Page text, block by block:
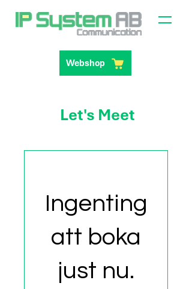
Webshop
Let's Meet
Ingenting
att boka
just nu.